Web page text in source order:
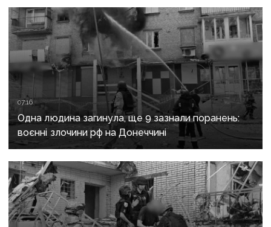
07:16
Одна людина загинула, ще 9 зазнали поранень:
воєнні злочини рф на Донеччині